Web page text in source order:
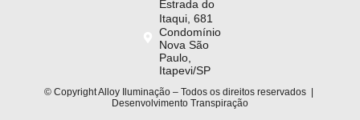
Estrada do
Itaqui, 681
Condomínio
Nova São
Paulo,
Itapevi/SP
© Copyright Alloy Iluminação – Todos os direitos reservados |
Desenvolvimento Transpiração